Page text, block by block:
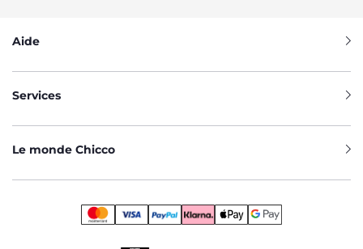
Aide
Services
Le monde Chicco